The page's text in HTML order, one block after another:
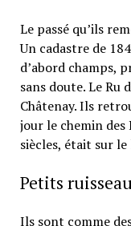
Le passé qu’ils
Un cadastre de
d’abord champs,
sans doute. Le Ru
Châtenay. Ils
jour le chemin des
siècles, était sur
Petits
Ils sont comme